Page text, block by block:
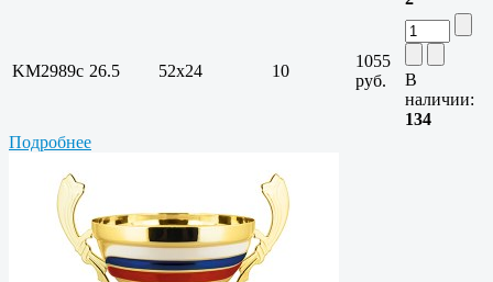
KM2989c 26.5 52х24 10
1055
руб.
В
наличии:
134
Подробнее